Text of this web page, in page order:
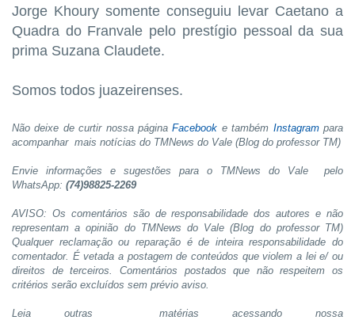
Jorge Khoury somente conseguiu levar Caetano a
Quadra do Franvale pelo prestígio pessoal da sua
prima Suzana Claudete.
Somos todos juazeirenses.
Não deixe de curtir nossa páginaFacebook e também Instagrampara
acompanhar mais notícias do TMNews do Vale (Blog do professor TM)
Envie informações e sugestões para o TMNews do Vale pelo
WhatsApp: (74)98825-2269
AVISO: Os comentários são de responsabilidade dos autores e não
representam a opinião do TMNews do Vale (Blog do professor TM)
Qualquer reclamação ou reparação é de inteira responsabilidade do
comentador. É vetada a postagem de conteúdos que violem a lei e/ ou
direitos de terceiros. Comentários postados que não respeitem os
critérios serão excluídos sem prévio aviso.
Leia outras matérias acessando nossa